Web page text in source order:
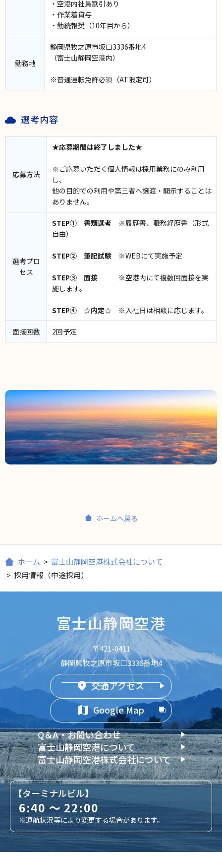
・空港内社員割引あり
・作業着貸与
・勤続報奨（10年目から）
勤務地
静岡県牧之原市坂口3336番地4
（富士山静岡空港内）
※普通運転免許必須（AT限定可）
選考内容
応募方法
★応募期間は終了しました★
※ご応募いただく個人情報は採用業務にのみ利用
し、
他の目的での利用や第三者へ譲渡・開示することは
ありません。
選考プロ
セス
STEP① 書類選考 ※履歴書、職務経歴書（形式
自由）
STEP② 筆記試験 ※WEBにて実施予定
STEP③ 面接 ※空港内にて複数回面接を実
施します。
STEP④ ☆内定☆ ※入社日は相談に応じます。
面接回数 2回予定
ホームへ戻る
ホーム > 富士山静岡空港株式会社について
> 採用情報（中途採用）
富士山静岡空港
〒421-0411
静岡県牧之原市坂口3336番地4
交通アクセス
Google Map
Q＆A・お問い合わせ
富士山静岡空港について
富士山静岡空港株式会社について
【ターミナルビル】
6:40 ～ 22:00
※運航状況等により変更する場合があります。